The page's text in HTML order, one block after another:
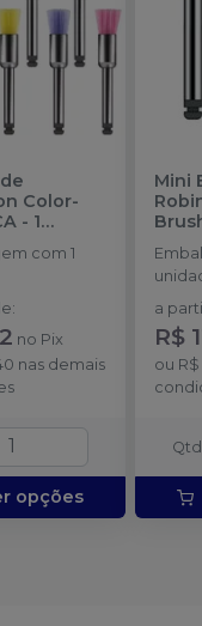
Color-
- 1
BURRS
com 1
:
no Pix
nas demais
opções
Mini
a
R$
ou R$
Qtd